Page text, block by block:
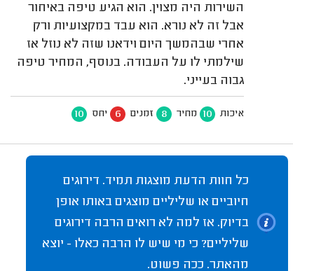
השירות היה מצוין. הוא הגיע טיפה באיחור
אבל זה לא נורא. הוא עבד במקצועיות ורק
אחרי שבהמשך היום וידאנו שזה לא נוזל אז
שילמתי לו על העבודה. בנוסף, המחיר טיפה
גבוה בעייני.
איכות 10 מחיר 8 זמנים 6 יחס 10
כל חוות הדעת מוצגות תמיד. דירוגים
חיוביים או שליליים מוצגים באותו אופן
בדיוק. אז למה לא רואים הרבה דירוגים
שליליים? כי מי שיש לו הרבה כאלו - יוצא
מהאתר. ככה פשוט.